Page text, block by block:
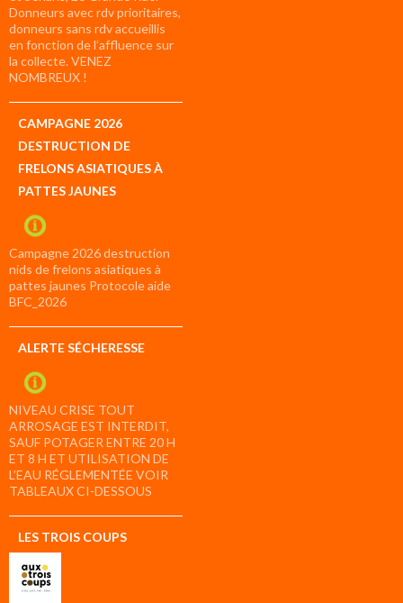
Donneurs avec rdv prioritaires,
donneurs sans rdv accueillis
en fonction de l’affluence sur
la collecte. VENEZ
NOMBREUX !
CAMPAGNE 2026
DESTRUCTION DE
FRELONS ASIATIQUES À
PATTES JAUNES
Campagne 2026 destruction
nids de frelons asiatiques à
pattes jaunes Protocole aide
BFC_2026
ALERTE SÉCHERESSE
NIVEAU CRISE TOUT
ARROSAGE EST INTERDIT,
SAUF POTAGER ENTRE 20 H
ET 8 H ET UTILISATION DE
L’EAU RÉGLEMENTÉE VOIR
TABLEAUX CI-DESSOUS
LES TROIS COUPS